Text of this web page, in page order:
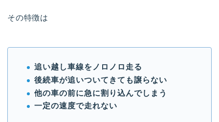
その特徴は
追い越し車線をノロノロ走る
後続車が追いついてきても譲らない
他の車の前に急に割り込んでしまう
一定の速度で走れない